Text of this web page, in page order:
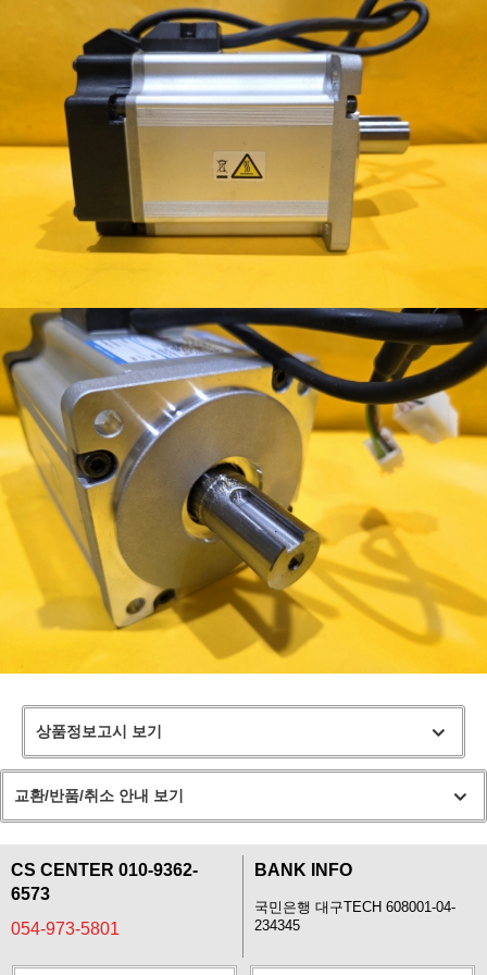
상품정보고시 보기
교환/반품/취소 안내 보기
CS CENTER 010-9362-
6573
054-973-5801
BANK INFO
국민은행 대구TECH 608001-04-
234345